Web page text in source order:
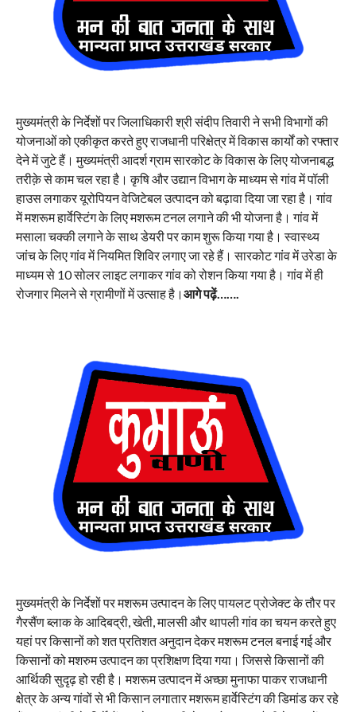
मुख्यमंत्री के निर्देशों पर जिलाधिकारी श्री संदीप तिवारी ने सभी विभागों की
योजनाओं को एकीकृत करते हुए राजधानी परिक्षेत्र में विकास कार्यों को रफ्तार
देने में जुटे हैं। मुख्यमंत्री आदर्श ग्राम सारकोट के विकास के लिए योजनाबद्ध
तरीक़े से काम चल रहा है। कृषि और उद्यान विभाग के माध्यम से गांव में पॉली
हाउस लगाकर यूरोपियन वेजिटेबल उत्पादन को बढ़ावा दिया जा रहा है। गांव
में मशरूम हार्वेस्टिंग के लिए मशरूम टनल लगाने की भी योजना है। गांव में
मसाला चक्की लगाने के साथ डेयरी पर काम शुरू किया गया है। स्वास्थ्य
जांच के लिए गांव में नियमित शिविर लगाए जा रहे हैं। सारकोट गांव में उरेडा के
माध्यम से 10 सोलर लाइट लगाकर गांव को रोशन किया गया है। गांव में ही
रोजगार मिलने से ग्रामीणों में उत्साह है। आगे पढ़ें…….
मुख्यमंत्री के निर्देशों पर मशरूम उत्पादन के लिए पायलट प्रोजेक्ट के तौर पर
गैरसैंण ब्लाक के आदिबद्री, खेती, मालसी और थापली गांव का चयन करते हुए
यहां पर किसानों को शत प्रतिशत अनुदान देकर मशरूम टनल बनाई गई और
किसानों को मशरुम उत्पादन का प्रशिक्षण दिया गया। जिससे किसानों की
आर्थिकी सुदृढ़ हो रही है। मशरूम उत्पादन में अच्छा मुनाफा पाकर राजधानी
क्षेत्र के अन्य गांवों से भी किसान लगातार मशरूम हार्वेस्टिंग की डिमांड कर रहे